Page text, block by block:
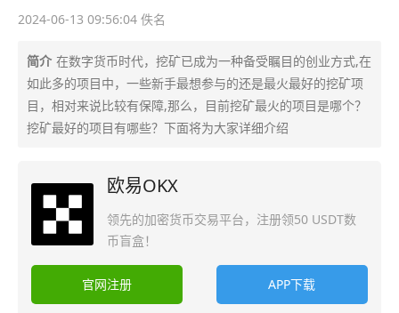
2024-06-13 09:56:04 佚名
简介 在数字货币时代，挖矿已成为一种备受瞩目的创业方式,在
如此多的项目中，一些新手最想参与的还是最火最好的挖矿项
目，相对来说比较有保障,那么，目前挖矿最火的项目是哪个？
挖矿最好的项目有哪些？下面将为大家详细介绍
欧易OKX
领先的加密货币交易平台，注册领50 USDT数
币盲盒！
官网注册 APP下载